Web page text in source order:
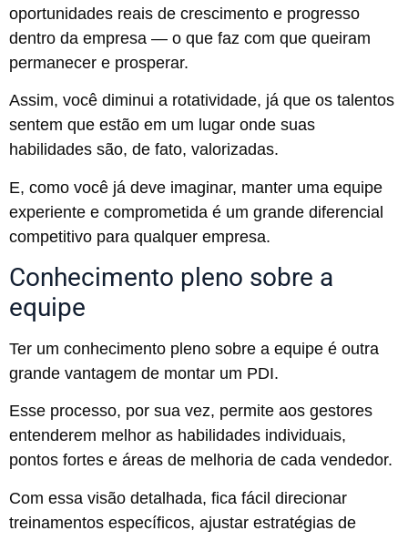
oportunidades reais de crescimento e progresso
dentro da empresa — o que faz com que queiram
permanecer e prosperar.
Assim, você diminui a rotatividade, já que os talentos
sentem que estão em um lugar onde suas
habilidades são, de fato, valorizadas.
E, como você já deve imaginar, manter uma equipe
experiente e comprometida é um grande diferencial
competitivo para qualquer empresa.
Conhecimento pleno sobre a
equipe
Ter um conhecimento pleno sobre a equipe é outra
grande vantagem de montar um PDI.
Esse processo, por sua vez, permite aos gestores
entenderem melhor as habilidades individuais,
pontos fortes e áreas de melhoria de cada vendedor.
Com essa visão detalhada, fica fácil direcionar
treinamentos específicos, ajustar estratégias de